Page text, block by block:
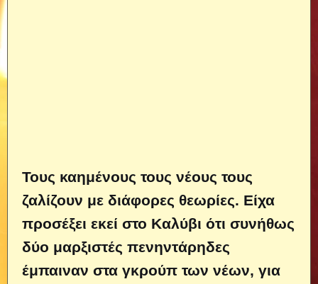
Τους καημένους τους νέους τους
ζαλίζουν με διάφορες θεωρίες. Είχα
προσέξει εκεί στο Καλύβι ότι συνήθως
δύο μαρξιστές πενηντάρηδες
έμπαιναν στα γκρούπ των νέων, για